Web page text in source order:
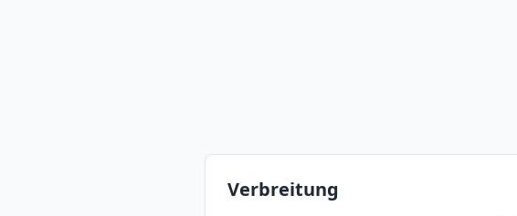
Verbreitung